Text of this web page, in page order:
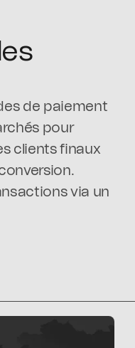
de paiement
pour
clients finaux
via un